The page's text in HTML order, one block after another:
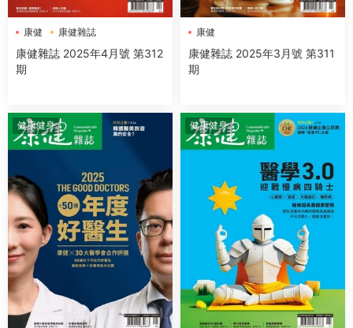
康健 康健雜誌
康健雜誌 2025年4月號 第312
期
康健
康健雜誌 2025年3月號 第311
期
健康健身 健康健身